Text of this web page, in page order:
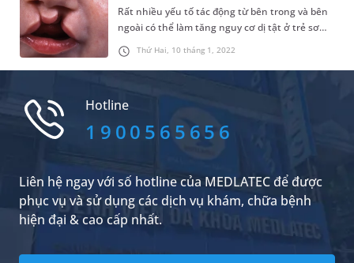
Thứ Hai, 10 tháng 1, 2022
Rất nhiều yếu tố tác động từ bên trong và bên
ngoài có thể làm tăng nguy cơ dị tật ở trẻ sơ
sinh. Do đó, khi mang thai người phụ nữ cần có
một cơ thể khỏe mạnh, áp dụng các phương
pháp chăm sóc thai kỳ tốt nhất và tránh tiếp
thai nhi, đặc biệt cần chú...
Hotline
1900565656
Liên hệ ngay với số hotline của MEDLATEC để được
phục vụ và sử dụng các dịch vụ khám, chữa bệnh
hiện đại & cao cấp nhất.